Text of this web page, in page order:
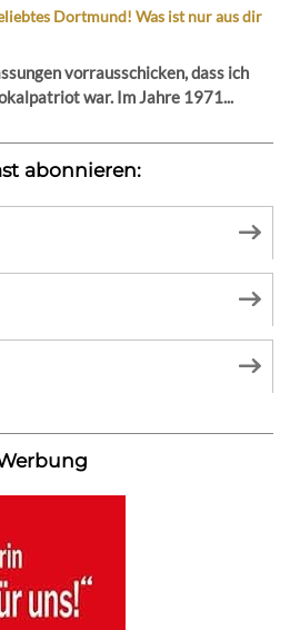
Dortmund! Was ist nur aus dir
vorrausschicken, dass ich
war. Im Jahre 1971...
abonnieren: